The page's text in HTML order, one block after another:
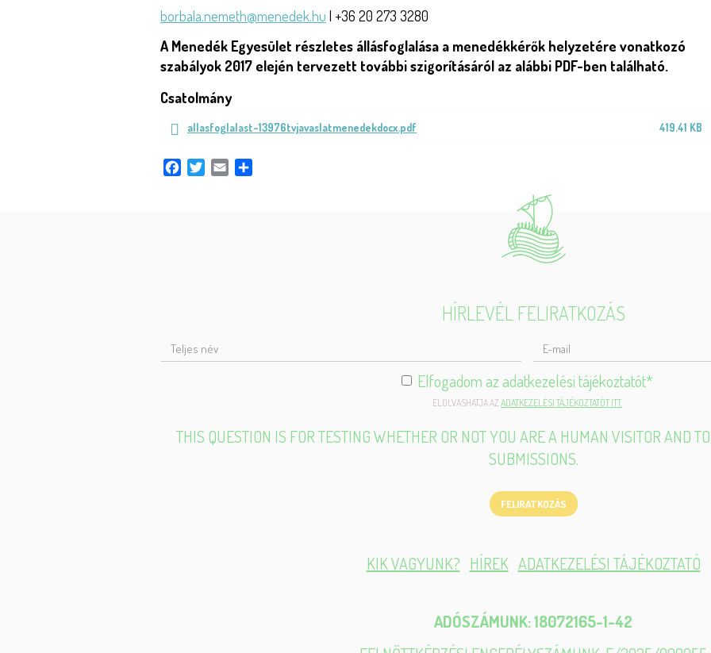
borbala.nemeth@menedek.hu | +36 20 273 3280
A Menedék Egyesület részletes állásfoglalása a menedékkérők helyzetére vonatkozó
szabályok 2017 elején tervezett további szigorításáról az alábbi PDF-ben található.
Csatolmány
Document
file
allasfoglalast-13976tvjavaslatmenedekdocx.pdf 419.41 KB
Facebook
Twitter Email
HÍRLEVÉL FELIRATKOZÁS
NÉV
Elfogadom az adatkezelési tájékoztatót*
ELOLVASHATJA AZ ADATKEZELÉSI TÁJÉKOZTATÓT ITT.
THIS QUESTION IS FOR TESTING WHETHER OR NOT YOU ARE A HUMAN VISITOR AND
SUBMISSIONS.
FELIRATKOZÁS
KIK VAGYUNK? HÍREK ADATKEZELÉSI TÁJÉKOZTATÓ
ADÓSZÁMUNK: 18072165-1-42